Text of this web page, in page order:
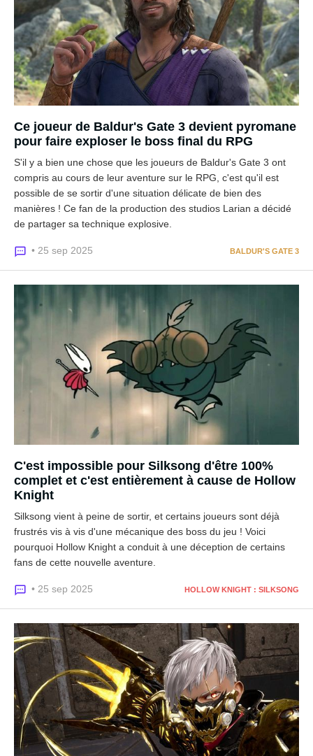
Ce joueur de Baldur's Gate 3 devient pyromane
pour faire exploser le boss final du RPG
S'il y a bien une chose que les joueurs de Baldur's Gate 3 ont
compris au cours de leur aventure sur le RPG, c'est qu'il est
possible de se sortir d'une situation délicate de bien des
manières ! Ce fan de la production des studios Larian a décidé
de partager sa technique explosive.
• 25 sep 2025 BALDUR'S GATE 3
C'est impossible pour Silksong d'être 100%
complet et c'est entièrement à cause de Hollow
Knight
Silksong vient à peine de sortir, et certains joueurs sont déjà
frustrés vis à vis d'une mécanique des boss du jeu ! Voici
pourquoi Hollow Knight a conduit à une déception de certains
fans de cette nouvelle aventure.
• 25 sep 2025 HOLLOW KNIGHT : SILKSONG